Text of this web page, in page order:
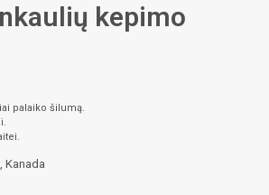
kepimo
palaiko šilumą.
Kanada